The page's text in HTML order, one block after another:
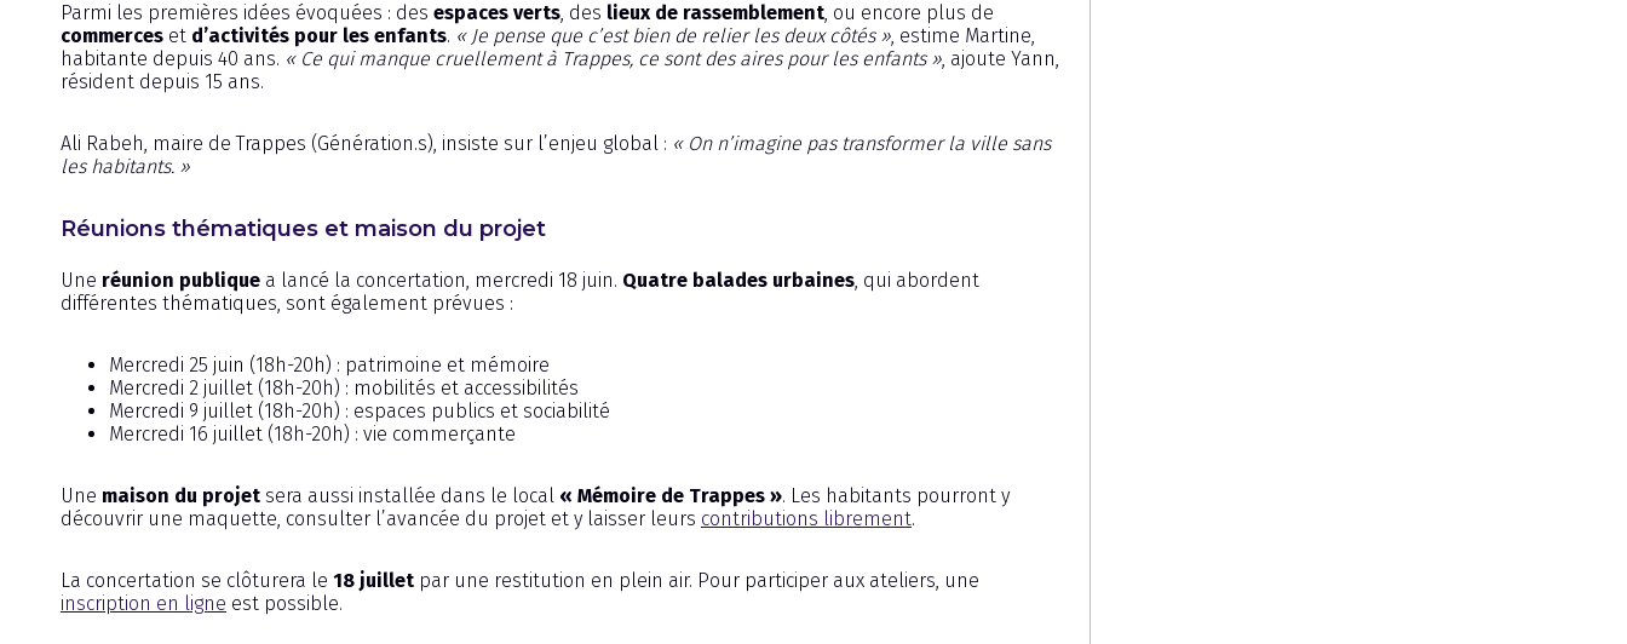
Parmi les premières idées évoquées : des espaces verts, des lieux de rassemblement, ou encore plus de
commerces et d’activités pour les enfants. « Je pense que c’est bien de relier les deux côtés », estime Martine,
habitante depuis 40 ans. « Ce qui manque cruellement à Trappes, ce sont des aires pour les enfants », ajoute Yann,
résident depuis 15 ans.
Ali Rabeh, maire de Trappes (Génération.s), insiste sur l’enjeu global : « On n’imagine pas transformer la ville sans
les habitants. »
Réunions thématiques et maison du projet
Une réunion publique a lancé la concertation, mercredi 18 juin. Quatre balades urbaines, qui abordent
différentes thématiques, sont également prévues :
Mercredi 25 juin (18h-20h) : patrimoine et mémoire
Mercredi 2 juillet (18h-20h) : mobilités et accessibilités
Mercredi 9 juillet (18h-20h) : espaces publics et sociabilité
Mercredi 16 juillet (18h-20h) : vie commerçante
Une maison du projet sera aussi installée dans le local « Mémoire de Trappes ». Les habitants pourront y
découvrir une maquette, consulter l’avancée du projet et y laisser leurs contributions librement.
La concertation se clôturera le 18 juillet par une restitution en plein air. Pour participer aux ateliers, une
inscription en ligne est possible.